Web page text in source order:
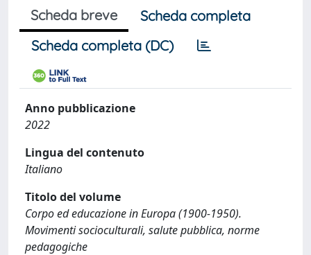
Scheda breve
Scheda completa
Scheda completa (DC)
Anno pubblicazione
2022
Lingua del contenuto
Italiano
Titolo del volume
Corpo ed educazione in Europa (1900-1950).
Movimenti socioculturali, salute pubblica, norme
pedagogiche